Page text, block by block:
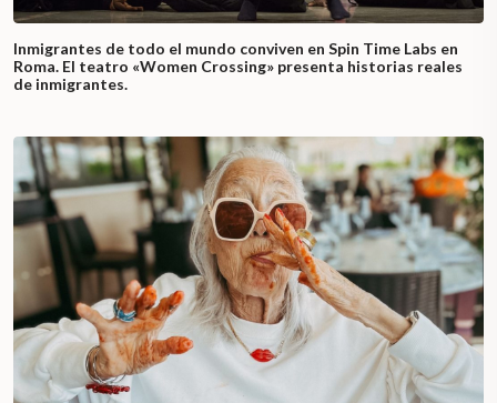
Inmigrantes de todo el mundo conviven en Spin Time Labs en
Roma. El teatro «Women Crossing» presenta historias reales
de inmigrantes.